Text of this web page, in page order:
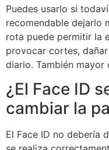
Puedes usarlo si
recomendable dejarlo
rota puede permitir la
provocar cortes,
diario. También mayor
¿El Face ID
cambiar la
El Face ID no debería